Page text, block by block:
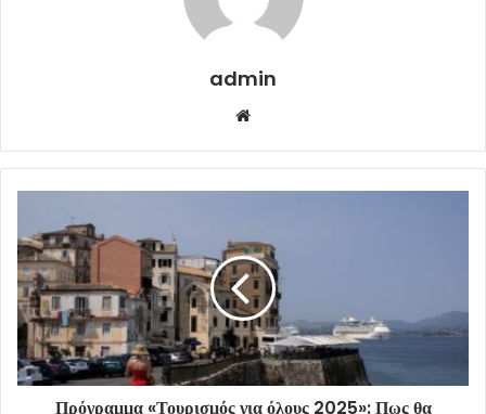
admin
Πρόγραμμα «Τουρισμός για όλους 2025»: Πως θα